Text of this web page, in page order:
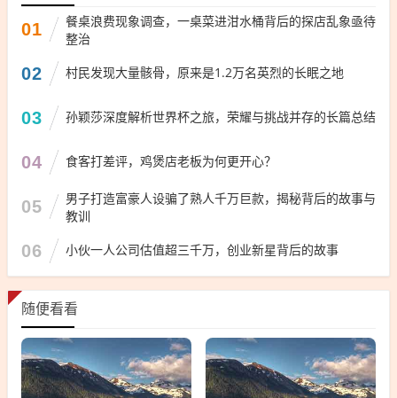
01
餐桌浪费现象调查，一桌菜进泔水桶背后的探店乱象亟待
整治
02 村民发现大量骸骨，原来是1.2万名英烈的长眠之地
03 孙颖莎深度解析世界杯之旅，荣耀与挑战并存的长篇总结
04 食客打差评，鸡煲店老板为何更开心？
05
男子打造富豪人设骗了熟人千万巨款，揭秘背后的故事与
教训
06 小伙一人公司估值超三千万，创业新星背后的故事
随便看看